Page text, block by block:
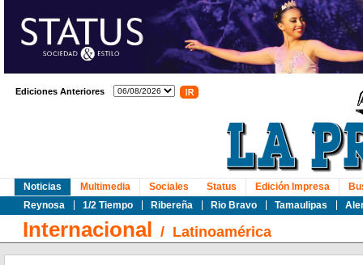
Ediciones Anteriores
Noticias
Reynosa
1/2 Tiempo Ribereña Rio Bravo Tamaulipas
Multimedia Sociales Status Edición Impresa
Internacional / Latinoamérica